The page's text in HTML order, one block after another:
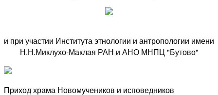
и при участии Института этнологии и антропологии имени
Н.Н.Миклухо-Маклая РАН и АНО МНПЦ "Бутово"
Приход храма Новомучеников и исповедников